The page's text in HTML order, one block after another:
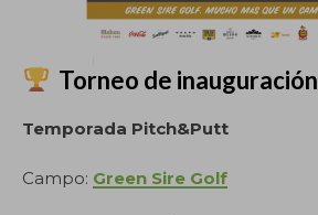
Torneo de inauguración
Temporada Pitch&Putt
Campo: Green Sire Golf